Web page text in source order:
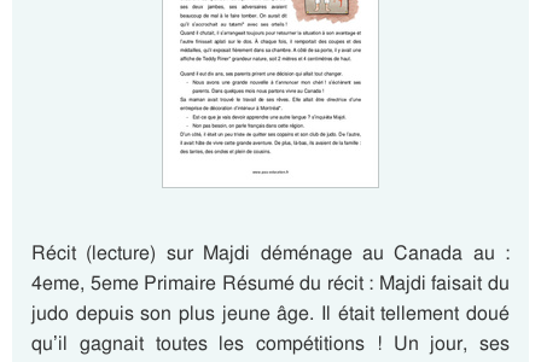
Récit (lecture) sur Majdi déménage au Canada au :
4eme, 5eme Primaire Résumé du récit : Majdi faisait du
judo depuis son plus jeune âge. Il était tellement doué
qu’il gagnait toutes les compétitions ! Un jour, ses